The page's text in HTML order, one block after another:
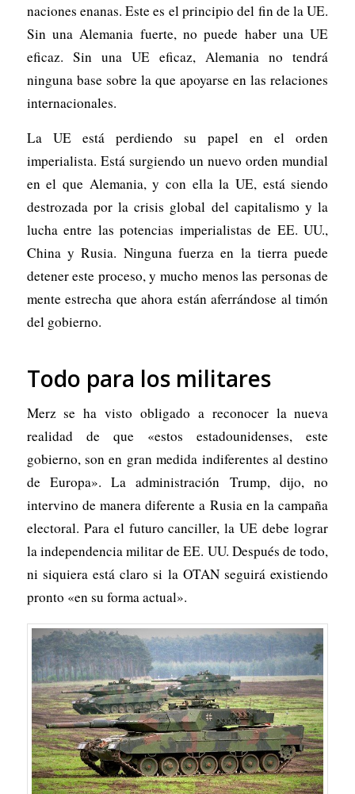
naciones enanas. Este es el principio del fin de la UE.
Sin una Alemania fuerte, no puede haber una UE
eficaz. Sin una UE eficaz, Alemania no tendrá
ninguna base sobre la que apoyarse en las relaciones
internacionales.
La UE está perdiendo su papel en el orden
imperialista. Está surgiendo un nuevo orden mundial
en el que Alemania, y con ella la UE, está siendo
destrozada por la crisis global del capitalismo y la
lucha entre las potencias imperialistas de EE. UU.,
China y Rusia. Ninguna fuerza en la tierra puede
detener este proceso, y mucho menos las personas de
mente estrecha que ahora están aferrándose al timón
del gobierno.
Todo para los militares
Merz se ha visto obligado a reconocer la nueva
realidad de que «estos estadounidenses, este
gobierno, son en gran medida indiferentes al destino
de Europa». La administración Trump, dijo, no
intervino de manera diferente a Rusia en la campaña
electoral. Para el futuro canciller, la UE debe lograr
la independencia militar de EE. UU. Después de todo,
ni siquiera está claro si la OTAN seguirá existiendo
pronto «en su forma actual».